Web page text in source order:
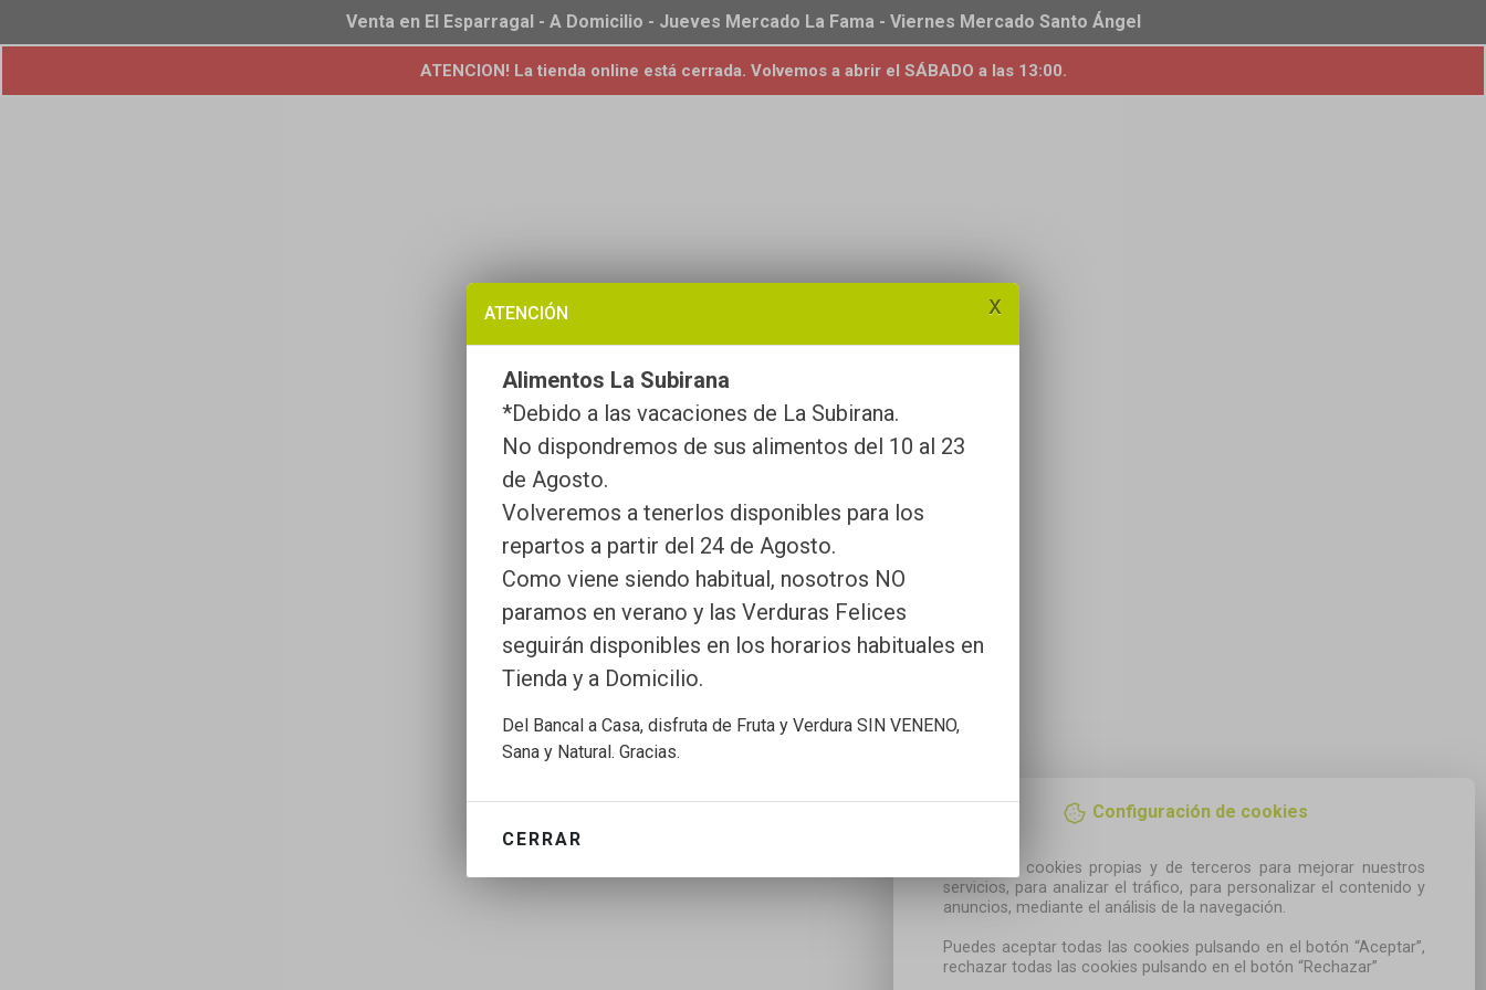
Configuración de cookies
Utilizamos cookies propias y de terceros para mejorar nuestros
servicios, para analizar el tráfico, para personalizar el contenido y
anuncios, mediante el análisis de la navegación.
Puedes aceptar todas las cookies pulsando en el botón “Aceptar”,
rechazar todas las cookies pulsando en el botón “Rechazar”
ATENCIÓN x
Alimentos La Subirana
*Debido a las vacaciones de La Subirana.
No dispondremos de sus alimentos del 10 al 23
de Agosto.
Volveremos a tenerlos disponibles para los
repartos a partir del 24 de Agosto.
Como viene siendo habitual, nosotros NO
paramos en verano y las Verduras Felices
seguirán disponibles en los horarios habituales en
Tienda y a Domicilio.
Del Bancal a Casa, disfruta de Fruta y Verdura SIN VENENO,
Sana y Natural. Gracias.
CERRAR
Venta en El Esparragal - A Domicilio - Jueves Mercado La Fama - Viernes Mercado Santo Ángel
ATENCION! La tienda online está cerrada. Volvemos a abrir el SÁBADO a las 13:00.